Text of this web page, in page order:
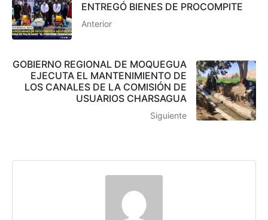
ENTREGÓ BIENES DE PROCOMPITE
Anterior
GOBIERNO REGIONAL DE MOQUEGUA
EJECUTA EL MANTENIMIENTO DE
LOS CANALES DE LA COMISIÓN DE
USUARIOS CHARSAGUA
Siguiente